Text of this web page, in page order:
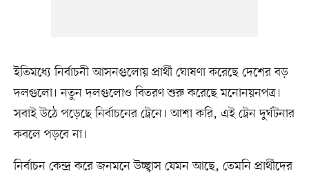
ইতিমধ্যে নির্বাচনী আসনগুলোয় প্রার্থী ঘোষণা করেছে দেশের বড়
দলগুলো। নতুন দলগুলোও বিতরণ শুরু করেছে মনোনয়নপত্র।
সবাই উঠে পড়েছে নির্বাচনের ট্রেনে। আশা করি, এই ট্রেন দুর্ঘটনার
কবলে পড়বে না।
নির্বাচন কেন্দ্র করে জনমনে উচ্ছ্বাস যেমন আছে, তেমনি প্রার্থীদের